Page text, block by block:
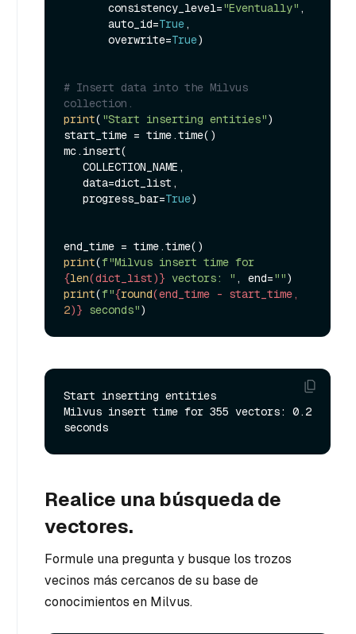
       consistency_level=
"Eventually" ,
       auto_id=
True,
       overwrite=
True)
# Insert data into the Milvus
collection.
print( "Start inserting entities")
start_time = time.time()
mc.insert(
   progress_bar=
True)
print(
{len(dict_list)} vectors: " , end=""
print(f"{round
2)} seconds"
Start inserting entities
Milvus insert time for 355 vectors: 0.2
Realice una búsqueda de
vectores.
Formule una pregunta y busque los trozos
vecinos más cercanos de su base de
conocimientos en Milvus.